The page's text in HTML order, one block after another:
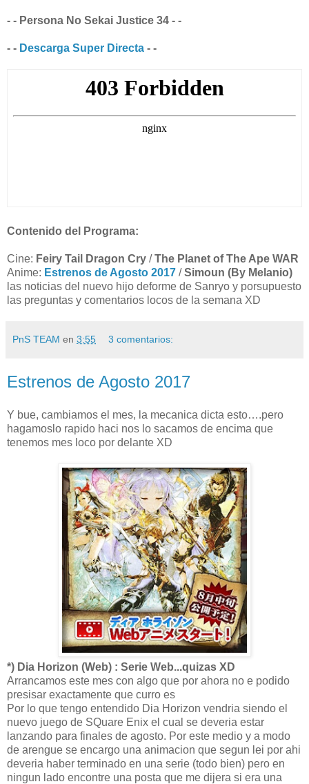
- - Persona No Sekai Justice 34 - -
- - Descarga Super Directa - -
Contenido del Programa:
Cine: Feiry Tail Dragon Cry /The Planet of The Ape WAR
Anime: Estrenos de Agosto 2017 /Simoun (By Melanio)
las noticias del nuevo hijo deforme de Sanryo y porsupuesto
las preguntas y comentarios locos de la semana XD
PnS TEAM en 3:55 3 comentarios:
Estrenos de Agosto 2017
Y bue, cambiamos el mes, la mecanica dicta esto….pero
hagamoslo rapido haci nos lo sacamos de encima que
tenemos mes loco por delante XD
*) Dia Horizon (Web) : Serie Web...quizas XD
Arrancamos este mes con algo que por ahora no e podido
presisar exactamente que curro es
Por lo que tengo entendido Dia Horizon vendria siendo el
nuevo juego de SQuare Enix el cual se deveria estar
lanzando para finales de agosto. Por este medio y a modo
de arengue se encargo una animacion que segun lei por ahi
deveria haber terminado en una serie (todo bien) pero en
ningun lado encontre una posta que me dijera si era una